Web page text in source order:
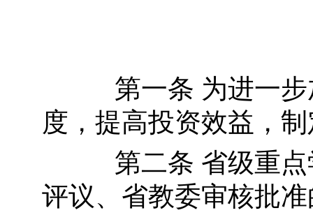
第一条 为进一步
度，提高投资效益，
第二条 省级重点
评议、省教委审核批